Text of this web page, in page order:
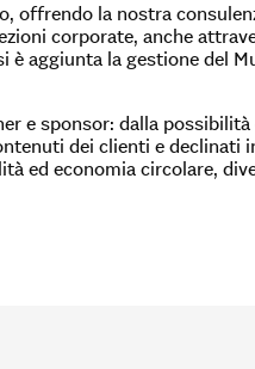
offrendo la nostra
corporate, anche
aggiunta la gestione del
e sponsor: dalla
dei clienti e
ed economia circolare,